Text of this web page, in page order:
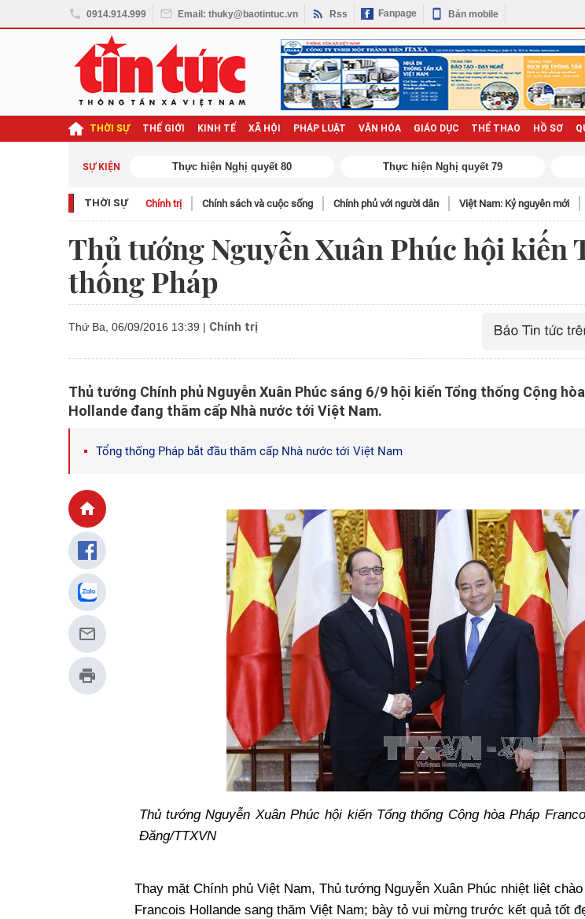
0914.914.999 Email: thuky@baotintuc.vn Rss Fanpage Bản mobile
THỜI SỰ THẾ GIỚI KINH TẾ XÃ HỘI PHÁP LUẬT VĂN HÓA GIÁO DỤC THỂ THAO HỒ SƠ
SỰ KIỆN
quyết Đại hội XIV
THỜI SỰ Chính trị Chính sách và cuộc sống Chính phủ với người dân Việt Nam: Kỷ nguyên mới
Thủ tướng Nguyễn Xuân Phúc hội kiến
thống Pháp
Thứ Ba, 06/09/2016 13:39 | Chính trị
Thủ tướng Chính phủ Nguyễn Xuân Phúc sáng 6/9 hội kiến Tổng thống Cộng
Hollande đang thăm cấp Nhà nước tới Việt Nam.
Tổng thống Pháp bắt đầu thăm cấp Nhà nước tới Việt Nam
Thủ tướng Nguyễn Xuân Phúc hội kiến Tổng thống Cộng hòa Pháp
Đăng/TTXVN
Thay mặt Chính phủ Việt Nam, Thủ tướng Nguyễn Xuân Phúc nhiệt liệt
Francois Hollande sang thăm Việt Nam; bày tỏ vui mừng trước kết quả tốt